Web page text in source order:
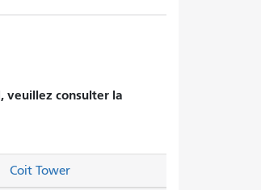
veuillez consulter la
Coit Tower